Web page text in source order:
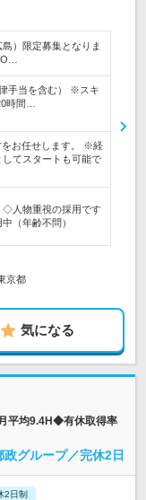
）限定募集となりま
手当を含む） ※スキ
時間…
をお任せします。 ※経
てスタートも可能で
◇人物重視の採用です
（年齢不問）
京都
気になる
平均9.4H◆有休取得率
グループ／完休2日
2日制